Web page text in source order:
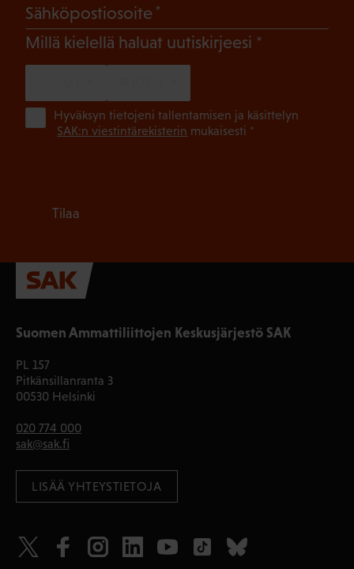
Suomen Ammattiliittojen Keskusjärjestö SAK
PL 157
Pitkänsillanranta 3
00530 Helsinki
020 774 000
sak@sak.fi
LISÄÄ YHTEYSTIETOJA
Sähköpostiosoite
Millä kielellä haluat uutiskirjeesi (Pakollinen)
Hyväksyn tietojeni tallentamisen ja käsittelyn
SAK:n viestintärekisterin mukaisesti *
Tilaa